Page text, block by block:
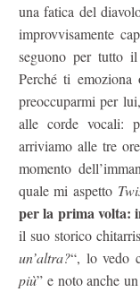
una fatica del
improvvisamente
seguono per tutto
Perché ti
preoccuparmi per
alle corde vocali:
arriviamo alle tre
momento
quale mi aspetto
per la prima volta:
il suo storico
un’altra?“, lo vedo
più” e noto anche